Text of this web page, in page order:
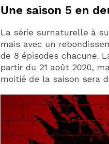
Une saison 5 en
La série surnaturelle à
mais avec un
de 8 épisodes chacune.
partir du 21 août 2020,
moitié de la saison sera